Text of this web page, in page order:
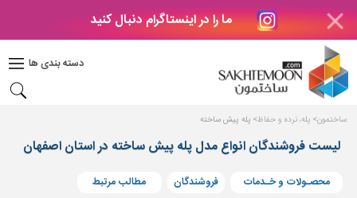
ما را در اینستاگرام دنبال کنید
دسته بندی ها
دکوراسیون
بتن
های
بتنی
و
ساختمون پله، نرده و حفاظ پله پیش ساخته
لیست فروشندگان انواع مدل پله پیش ساخته در استان اصفهان
محصـولات و خـدمات فروشندگان مطالب مرتبط